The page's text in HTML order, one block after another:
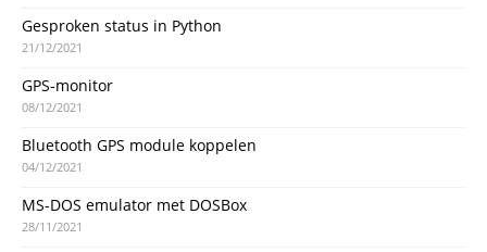
Gesproken status in Python
21/12/2021
GPS-monitor
08/12/2021
Bluetooth GPS module koppelen
04/12/2021
MS-DOS emulator met DOSBox
28/11/2021